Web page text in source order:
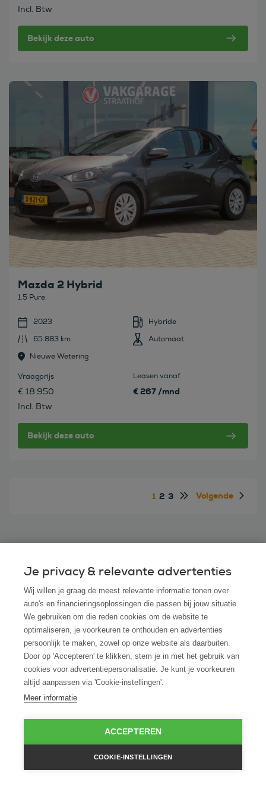
Incl. Btw
Bekijk deze auto
Bekijk deze auto
Mazda 2 Hybrid
1.5 Pure,
2023
Hybride
65.883 km
Automaat
Nieuwe Wetering
Vraagprijs
€ 18.950
Incl. Btw
Leasen vanaf
€ 267 /mnd
Bekijk deze auto
1 2 3 Volgende
Veelgestelde vragen
Kan ik ook een Suzuki leasen via ROS finance
als ik hem bij een andere dealer heb
gevonden?
Hoe snel kan ik beschikken over mijn Suzuki
Is financial lease ook mogelijk voor startende
ondernemers zonder jaarcijfers?
Je privacy & relevante advertenties
Wij willen je graag de meest relevante informatie tonen over
auto's en financieringsoplossingen die passen bij jouw situatie.
We gebruiken om die reden cookies om de website te
optimaliseren, je voorkeuren te onthouden en advertenties
persoonlijk te maken, zowel op onze website als daarbuiten.
Door op 'Accepteren' te klikken, stem je in met het gebruik van
cookies voor advertentiepersonalisatie. Je kunt je voorkeuren
altijd aanpassen via 'Cookie-instellingen'.
Meer informatie
ACCEPTEREN
COOKIE-INSTELLINGEN